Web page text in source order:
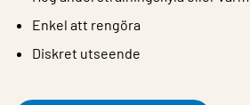
Enkel att rengöra
Diskret utseende